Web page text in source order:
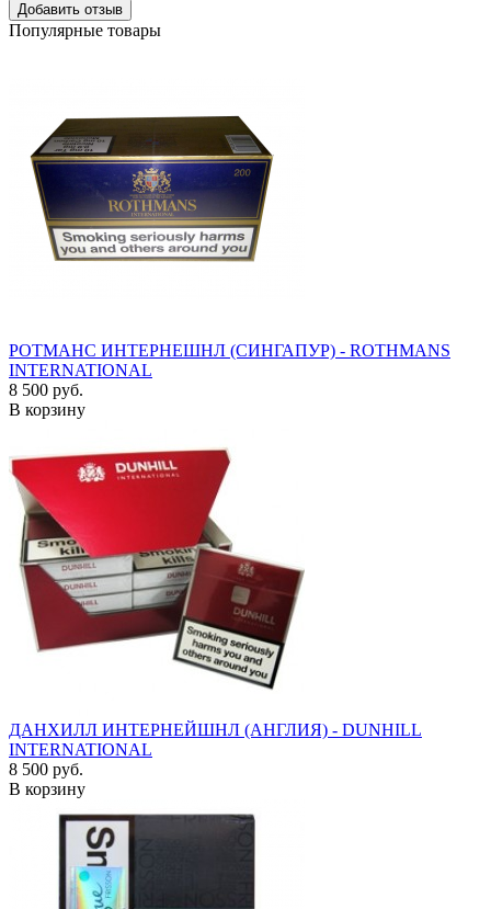
Добавить отзыв
Популярные товары
РОТМАНС ИНТЕРНЕШНЛ (СИНГАПУР) - ROTHMANS
INTERNATIONAL
8 500 руб.
В корзину
ДАНХИЛЛ ИНТЕРНЕЙШНЛ (АНГЛИЯ) - DUNHILL
INTERNATIONAL
8 500 руб.
В корзину